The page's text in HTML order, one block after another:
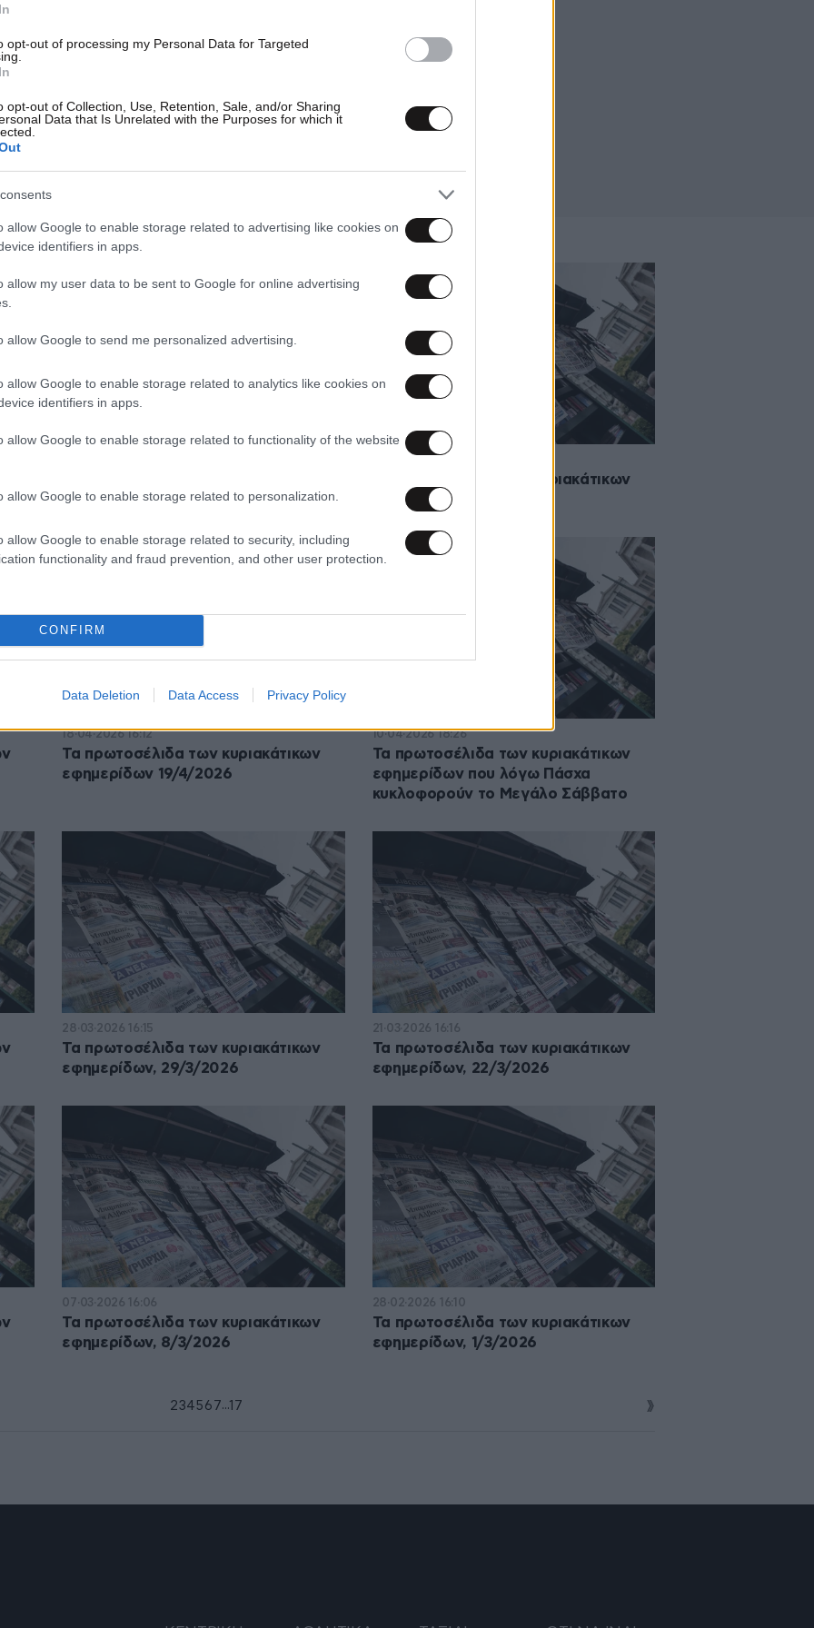
opt-out of processing my Personal Data for Targeted
opt-out of Collection, Use, Retention, Sale, and/or Sharing
Data that Is Unrelated with the Purposes for which it
allow Google to enable storage related to advertising like cookies on
identifiers in apps.
allow my user data to be sent to Google for online advertising
allow Google to send me personalized advertising.
allow Google to enable storage related to analytics like cookies on
identifiers in apps.
allow Google to enable storage related to functionality of the website
allow Google to enable storage related to personalization.
allow Google to enable storage related to security, including
functionality and fraud prevention, and other user protection.
CONFIRM
Data Deletion Data Access Privacy Policy
εφημερίδων 10/5/2026
02·05·2026 16:08
Τα πρωτοσέλιδα των κυριακάτικων
εφημερίδων 3/5/2026
18·04·2026 16:12
Τα πρωτοσέλιδα των κυριακάτικων
εφημερίδων 19/4/2026
10·04·2026 18:26
Τα πρωτοσέλιδα των κυριακάτικων
εφημερίδων που λόγω Πάσχα
κυκλοφορούν το Μεγάλο Σάββατο
28·03·2026 16:15
Τα πρωτοσέλιδα των κυριακάτικων
εφημερίδων, 29/3/2026
21·03·2026 16:16
Τα πρωτοσέλιδα των κυριακάτικων
εφημερίδων, 22/3/2026
07·03·2026 16:06
Τα πρωτοσέλιδα των κυριακάτικων
εφημερίδων, 8/3/2026
28·02·2026 16:10
Τα πρωτοσέλιδα των κυριακάτικων
εφημερίδων, 1/3/2026
234 5 6 7...17